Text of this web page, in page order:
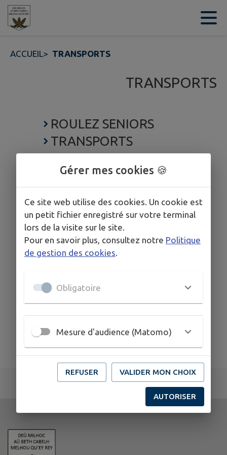
Contenu
ACCUEIL> TRANSPORTS
TRANSPORTS
ROULEZ SENIORS
TRANSPORTS
Gérer mes cookies 🍪
Ce site web utilise des cookies. Un cookie est
un petit fichier enregistré sur votre terminal
lors de la visite sur le site.
Pour en savoir plus, consultez notre Politique
de gestion des cookies.
Obligatoire
Mesure d'audience (Matomo)
REFUSER VALIDER MON CHOIX
AUTORISER